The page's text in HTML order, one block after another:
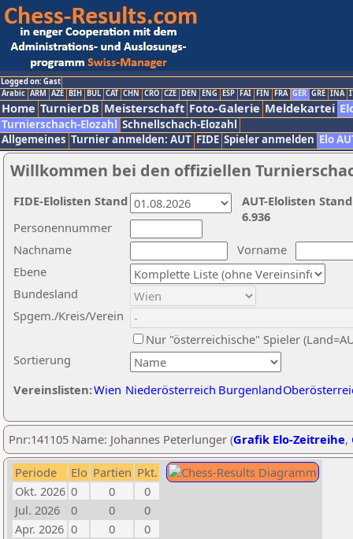
Logged on: Gast
Arabic ARM AZE BIH BUL CAT CHN CRO CZE DEN ENG ESP FAI FIN FRA GER GRE INA
Home TurnierDB Meisterschaft Foto-Galerie Meldekartei
Turnierschach-Elozahl Schnellschach-Elozahl
Allgemeines Turnier anmelden: AUT FIDE Spieler anmelden Elo
Willkommen bei den offiziellen
Nachname
Vorname
Ebene
Sortierung
Personennummer
Bundesland
Spgem./Kreis/Verein
Nur "österreichische" Spieler
Vereinslisten:Wien Niederösterreich Burgenland
AUT-Elolisten
6.936
FIDE-Elolisten Stand
Pnr:141105 Name: Johannes Peterlunger (Grafik Elo-Zeitreihe,
Periode Elo Partien Pkt.
Okt. 2026 0 0
0
Jul. 2026
0 0
0
Apr. 2026 0 0
0